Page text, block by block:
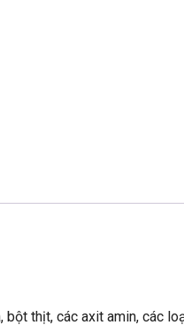
thịt, các axit amin, các